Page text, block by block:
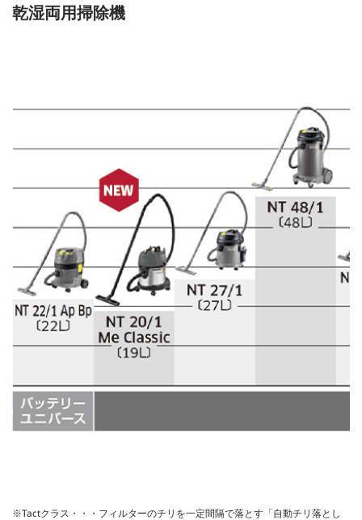
乾湿両用掃除機
※Tactクラス・・・フィルターのチリを一定間隔で落とす「自動チリ落とし